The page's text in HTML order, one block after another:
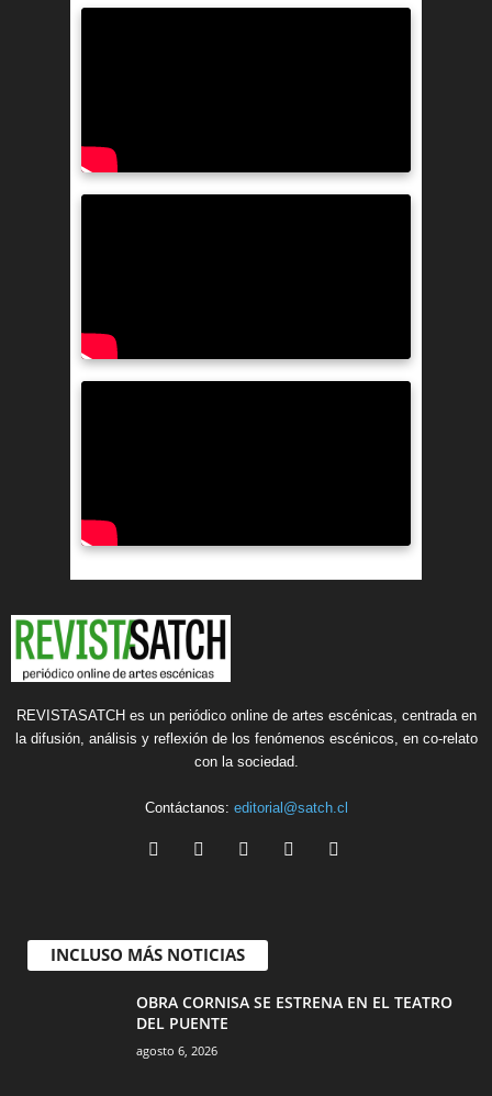
REVISTASATCH es un periódico online de artes escénicas, centrada en
la difusión, análisis y reflexión de los fenómenos escénicos, en co-relato
con la sociedad.
Contáctanos: editorial@satch.cl
INCLUSO MÁS NOTICIAS
OBRA CORNISA SE ESTRENA EN EL TEATRO
DEL PUENTE
agosto 6, 2026